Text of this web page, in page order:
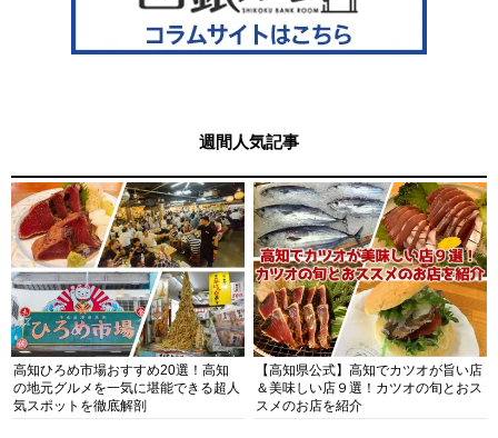
週間人気記事
高知ひろめ市場おすすめ20選！高知
の地元グルメを一気に堪能できる超人
気スポットを徹底解剖
【高知県公式】高知でカツオが旨い店
＆美味しい店９選！カツオの旬とおス
スメのお店を紹介